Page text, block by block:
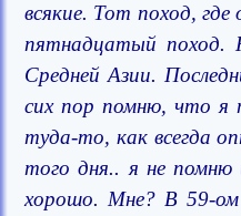
всякие. Тот поход,
пятнадцатый поход.
Средней Азии.
сих пор помню, что я
туда-то, как всегда
того дня.. я не помню
хорошо. Мне? В 59-ом